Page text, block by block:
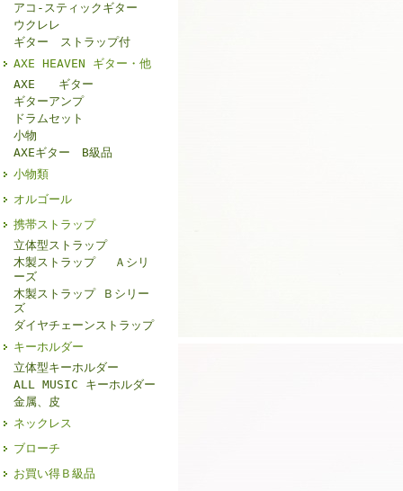
アコ-スティックギター
ウクレレ
ギター ストラップ付
AXE HEAVEN ギター・他
AXE ギター
ギターアンプ
ドラムセット
小物
AXEギター B級品
小物類
オルゴール
携帯ストラップ
立体型ストラップ
木製ストラップ Ａシリ
ーズ
木製ストラップ Ｂシリー
ズ
ダイヤチェーンストラップ
キーホルダー
立体型キーホルダー
ALL MUSIC キーホルダー
金属、皮
ネックレス
ブローチ
お買い得Ｂ級品